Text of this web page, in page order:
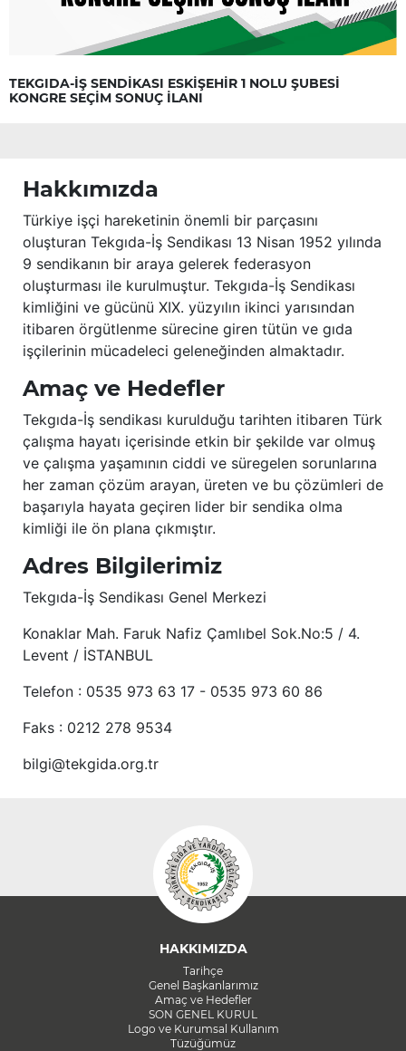
TEKGIDA-İŞ SENDİKASI ESKİŞEHİR 1 NOLU ŞUBESİ
KONGRE SEÇİM SONUÇ İLANI
Hakkımızda
Türkiye işçi hareketinin önemli bir parçasını
oluşturan Tekgıda-İş Sendikası 13 Nisan 1952 yılında
9 sendikanın bir araya gelerek federasyon
oluşturması ile kurulmuştur. Tekgıda-İş Sendikası
kimliğini ve gücünü XIX. yüzyılın ikinci yarısından
itibaren örgütlenme sürecine giren tütün ve gıda
işçilerinin mücadeleci geleneğinden almaktadır.
Amaç ve Hedefler
Tekgıda-İş sendikası kurulduğu tarihten itibaren Türk
çalışma hayatı içerisinde etkin bir şekilde var olmuş
ve çalışma yaşamının ciddi ve süregelen sorunlarına
her zaman çözüm arayan, üreten ve bu çözümleri de
başarıyla hayata geçiren lider bir sendika olma
kimliği ile ön plana çıkmıştır.
Adres Bilgilerimiz
Tekgıda-İş Sendikası Genel Merkezi
Konaklar Mah. Faruk Nafiz Çamlıbel Sok.No:5 / 4.
Levent / İSTANBUL
Telefon : 0535 973 63 17 - 0535 973 60 86
Faks : 0212 278 9534
bilgi@tekgida.org.tr
HAKKIMIZDA
Tarihçe
Genel Başkanlarımız
Amaç ve Hedefler
SON GENEL KURUL
Logo ve Kurumsal Kullanım
Tüzüğümüz